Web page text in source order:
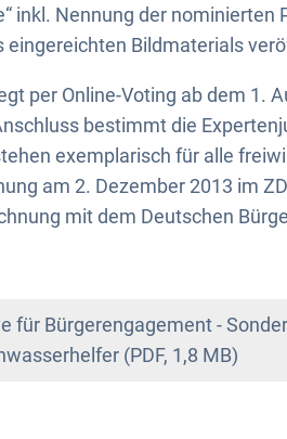
inkl. Nennung der nominierten
eingereichten Bildmaterials
per Online-Voting ab dem 1.
bestimmt die
exemplarisch für alle
am 2. Dezember 2013 im
mit dem Deutschen
für Bürgerengagement -
(PDF, 1,8 MB)